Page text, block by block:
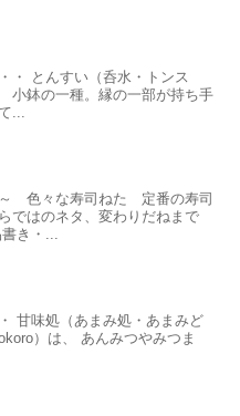
・ とんすい（呑水・トンス
小鉢の一種。縁の一部が持ち手
...
色々な寿司ねた 定番の寿司
ではのネタ、変わりだねまで
き・...
甘味処（あまみ処・あまみど
）は、 あんみつやみつま